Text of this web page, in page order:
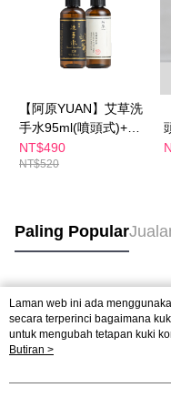
【阿原YUAN】艾草洗
手水95ml(噴頭式)+月
桃洗手水95ml(乾洗手)
NT$490
NT$520
Paling Popular
Tag Popular
Laman web ini ada
secara terperinci bagaimana
untuk mengubah tetapan kuki
menggunakan kuki di komputer
mengetahui secara terperinci
Butiran >